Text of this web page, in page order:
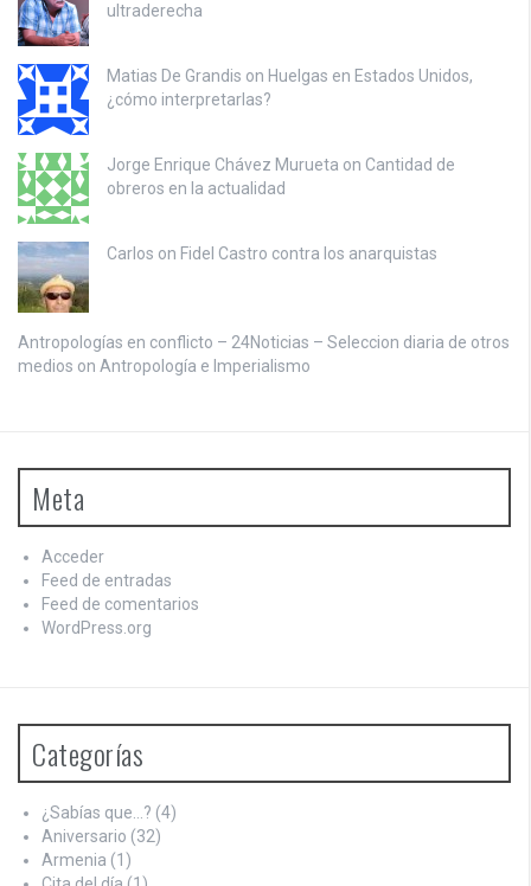
ultraderecha
Matias De Grandis on Huelgas en Estados Unidos,
¿cómo interpretarlas?
Jorge Enrique Chávez Murueta on Cantidad de
obreros en la actualidad
Carlos on Fidel Castro contra los anarquistas
Antropologías en conflicto – 24Noticias – Seleccion diaria de otros
medios on Antropología e Imperialismo
Meta
Acceder
Feed de entradas
Feed de comentarios
WordPress.org
Categorías
¿Sabías que…? (4)
Aniversario (32)
Armenia (1)